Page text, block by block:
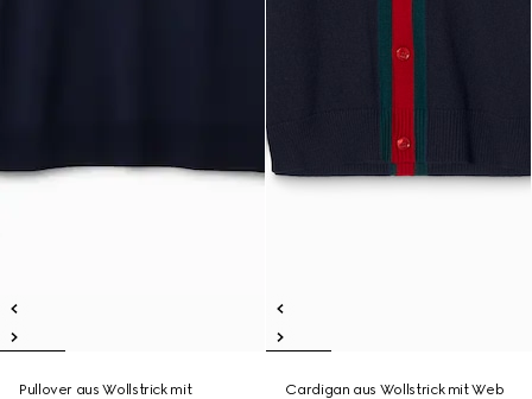
Pullover aus Wollstrick mit
Cardigan aus Wollstrick mit Web